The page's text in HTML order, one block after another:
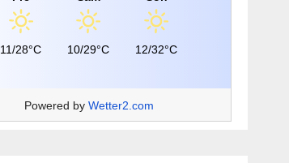
11/28°C 10/29°C 12/32°C
Powered by Wetter2.com